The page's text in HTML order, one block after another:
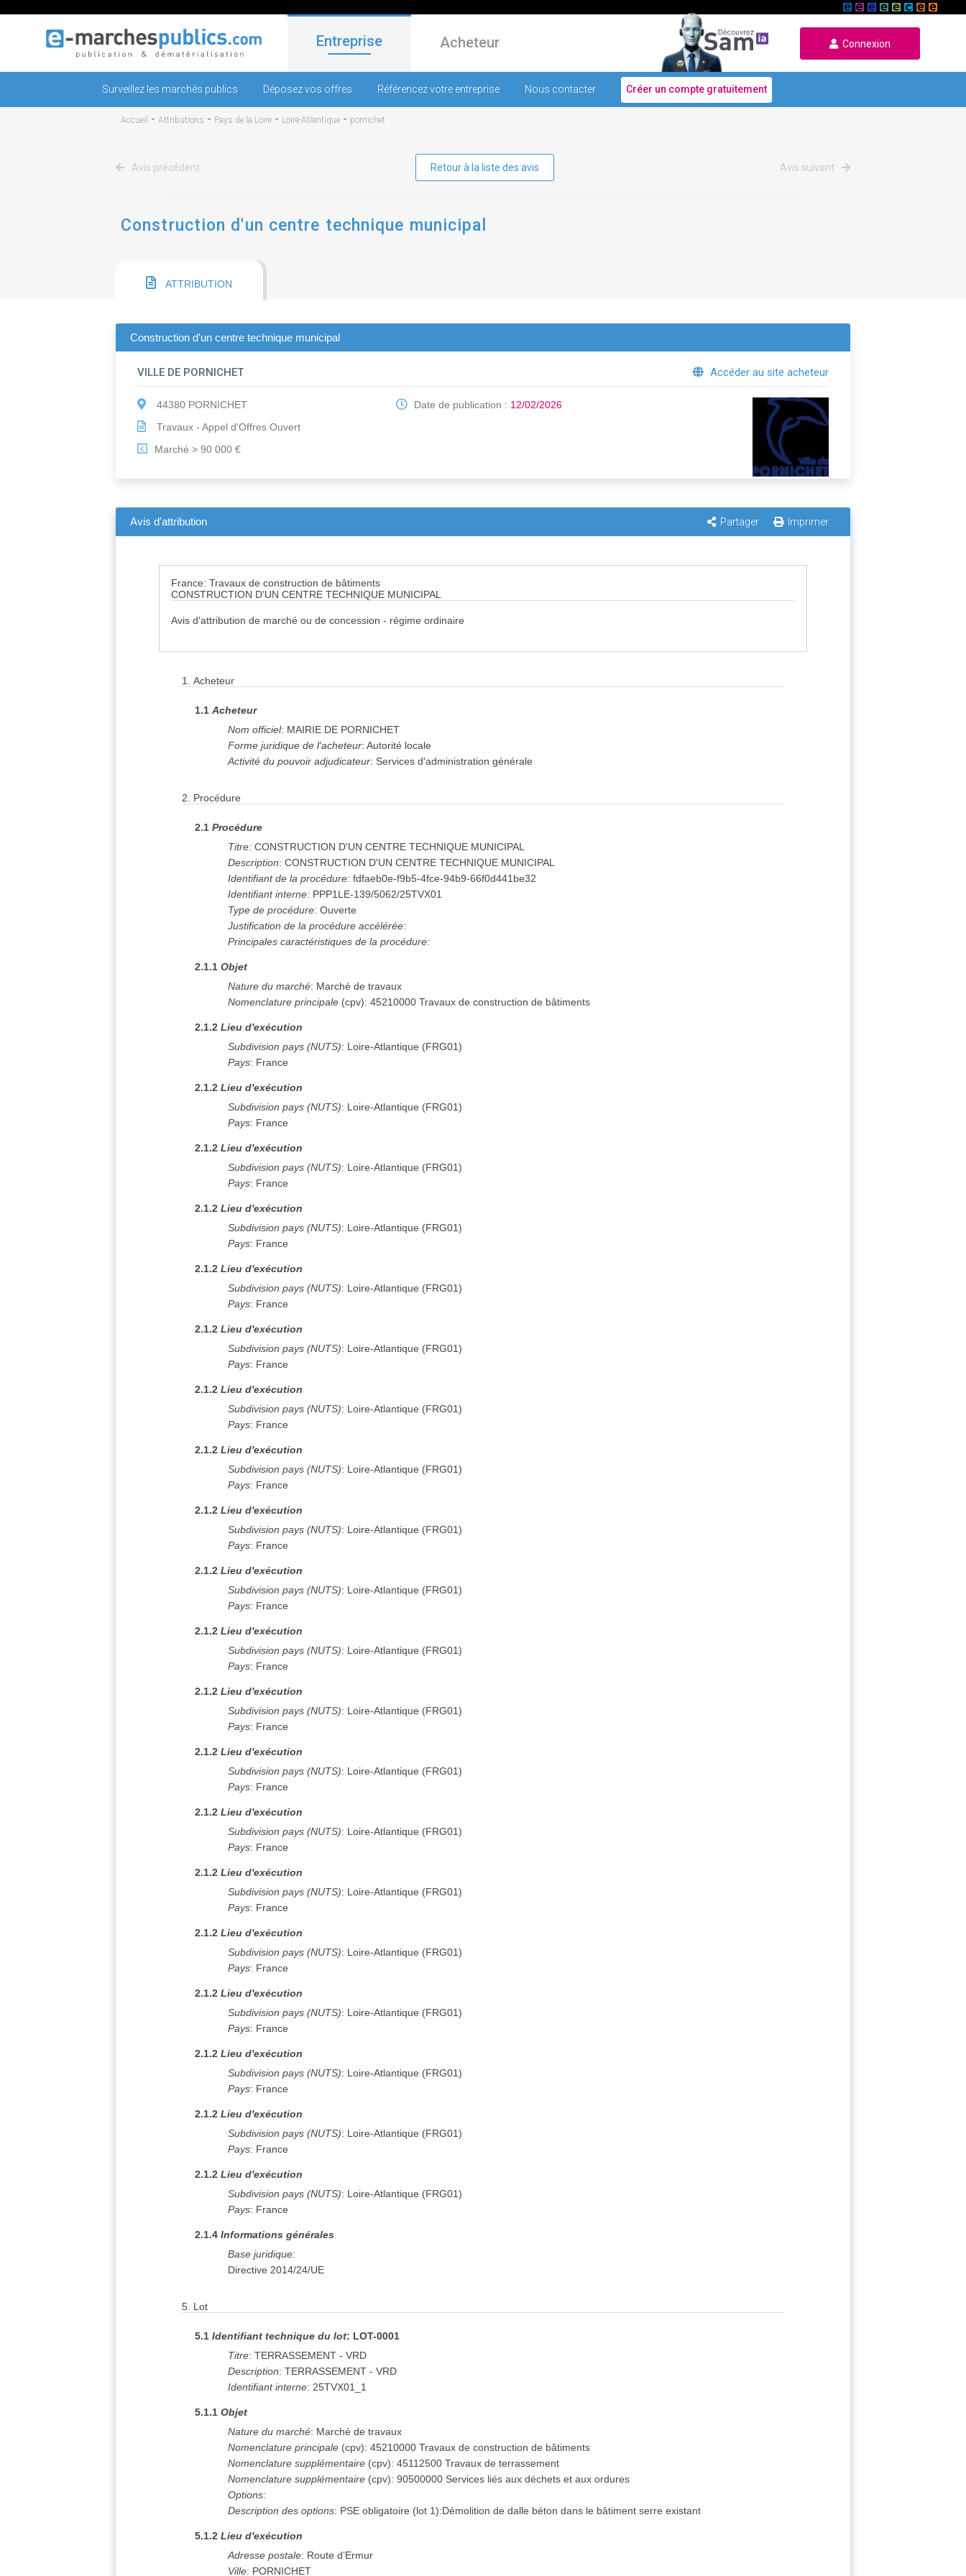
Entreprise Acheteur Connexion
Surveillez les marchés publics Déposez vos offres Référencez votre entreprise Nous contacter Créer un compte gratuitement
Accueil - Attributions - Pays de la Loire - Loire-Atlantique - pornichet
Avis précédent Retour à la liste des avis Avis suivant
Construction d'un centre technique municipal
ATTRIBUTION
Construction d'un centre technique municipal
VILLE DE PORNICHET Accéder au site acheteur
44380 PORNICHET
Travaux - Appel d'Offres Ouvert
€ Marché > 90 000 €
Date de publication : 12/02/2026
Avis d'attribution Partager Imprimer
France: Travaux de construction de bâtiments
CONSTRUCTION D'UN CENTRE TECHNIQUE MUNICIPAL
Avis d'attribution de marché ou de concession - régime ordinaire
1.Acheteur
1.1Acheteur
Nom officiel: MAIRIE DE PORNICHET
Forme juridique de l'acheteur:Autorité locale
Activité du pouvoir adjudicateur: Services d'administration générale
2. Procédure
2.1Procédure
Titre:CONSTRUCTION D'UN CENTRE TECHNIQUE MUNICIPAL
Description:CONSTRUCTION D'UN CENTRE TECHNIQUE MUNICIPAL
Identifiant de la procédure:fdfaeb0e-f9b5-4fce-94b9-66f0d441be32
Identifiant interne: PPP1LE-139/5062/25TVX01
Type de procédure:Ouverte
Justification de la procédure accélérée:
Principales caractéristiques de la procédure:
2.1.1Objet
Nature du marché: Marché de travaux
Nomenclature principale (cpv):45210000 Travaux de construction de bâtiments
2.1.2Lieu d'exécution
Subdivision pays (NUTS): Loire-Atlantique (FRG01)
Pays: France
2.1.2Lieu d'exécution
Subdivision pays (NUTS): Loire-Atlantique (FRG01)
Pays: France
2.1.2Lieu d'exécution
Subdivision pays (NUTS): Loire-Atlantique (FRG01)
Pays: France
2.1.2Lieu d'exécution
Subdivision pays (NUTS): Loire-Atlantique (FRG01)
Pays: France
2.1.2Lieu d'exécution
Subdivision pays (NUTS): Loire-Atlantique (FRG01)
Pays: France
2.1.2Lieu d'exécution
Subdivision pays (NUTS): Loire-Atlantique (FRG01)
Pays: France
2.1.2Lieu d'exécution
Subdivision pays (NUTS): Loire-Atlantique (FRG01)
Pays: France
2.1.2Lieu d'exécution
Subdivision pays (NUTS): Loire-Atlantique (FRG01)
Pays: France
2.1.2Lieu d'exécution
Subdivision pays (NUTS): Loire-Atlantique (FRG01)
Pays: France
2.1.2Lieu d'exécution
Subdivision pays (NUTS): Loire-Atlantique (FRG01)
Pays: France
2.1.2Lieu d'exécution
Subdivision pays (NUTS): Loire-Atlantique (FRG01)
Pays: France
2.1.2Lieu d'exécution
Subdivision pays (NUTS): Loire-Atlantique (FRG01)
Pays: France
2.1.2Lieu d'exécution
Subdivision pays (NUTS): Loire-Atlantique (FRG01)
Pays: France
2.1.2Lieu d'exécution
Subdivision pays (NUTS): Loire-Atlantique (FRG01)
Pays: France
2.1.2Lieu d'exécution
Subdivision pays (NUTS): Loire-Atlantique (FRG01)
Pays: France
2.1.2Lieu d'exécution
Subdivision pays (NUTS): Loire-Atlantique (FRG01)
Pays: France
2.1.2Lieu d'exécution
Subdivision pays (NUTS): Loire-Atlantique (FRG01)
Pays: France
2.1.2Lieu d'exécution
Subdivision pays (NUTS): Loire-Atlantique (FRG01)
Pays: France
2.1.2Lieu d'exécution
Subdivision pays (NUTS): Loire-Atlantique (FRG01)
Pays: France
2.1.2Lieu d'exécution
Subdivision pays (NUTS): Loire-Atlantique (FRG01)
Pays: France
2.1.4Informations générales
Base juridique:
Directive 2014/24/UE
5. Lot
5.1Identifiant technique du lot: LOT-0001
Titre:TERRASSEMENT - VRD
Description:TERRASSEMENT - VRD
Identifiant interne:25TVX01_1
5.1.1Objet
Nature du marché: Marché de travaux
Nomenclature principale (cpv):45210000 Travaux de construction de bâtiments
Nomenclature supplémentaire (cpv):45112500 Travaux de terrassement
Nomenclature supplémentaire (cpv):90500000 Services liés aux déchets et aux ordures
Options:
Description des options: PSE obligatoire (lot 1):Démolition de dalle béton dans le bâtiment serre existant
5.1.2Lieu d'exécution
Adresse postale: Route d’Ermur
Ville: PORNICHET
expand_more
2. Procédure
6. Résultats (19)expand_more
8. Organisations (18)expand_more